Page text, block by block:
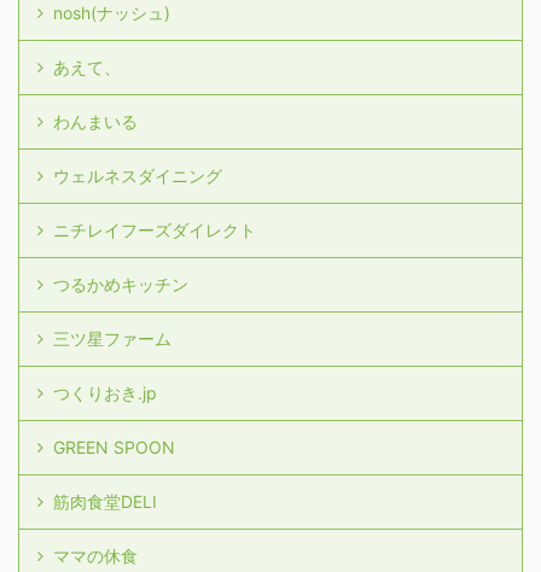
nosh(ナッシュ)
あえて、
わんまいる
ウェルネスダイニング
ニチレイフーズダイレクト
つるかめキッチン
三ツ星ファーム
つくりおき.jp
GREEN SPOON
筋肉食堂DELI
ママの休食